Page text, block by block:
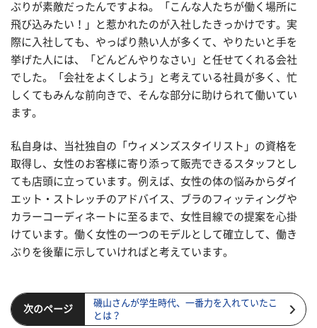
ぶりが素敵だったんですよね。「こんな人たちが働く場所に
飛び込みたい！」と惹かれたのが入社したきっかけです。実
際に入社しても、やっぱり熱い人が多くて、やりたいと手を
挙げた人には、「どんどんやりなさい」と任せてくれる会社
でした。「会社をよくしよう」と考えている社員が多く、忙
しくてもみんな前向きで、そんな部分に助けられて働いてい
ます。
私自身は、当社独自の「ウィメンズスタイリスト」の資格を
取得し、女性のお客様に寄り添って販売できるスタッフとし
ても店頭に立っています。例えば、女性の体の悩みからダイ
エット・ストレッチのアドバイス、ブラのフィッティングや
カラーコーディネートに至るまで、女性目線での提案を心掛
けています。働く女性の一つのモデルとして確立して、働き
ぶりを後輩に示していければと考えています。
次のページ
磯山さんが学生時代、一番力を入れていたこ
とは？